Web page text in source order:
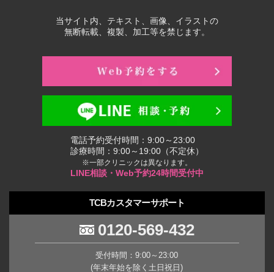
当サイト内、テキスト、画像、イラストの
無断転載、複製、加工等を禁じます。
電話予約受付時間：9:00～23:00
診療時間：9:00～19:00（不定休）
※一部クリニックは異なります。
LINE相談・Web予約24時間受付中
TCBカスタマーサポート
0120-569-432
受付時間：9:00～23:00
(年末年始を除く土日祝日)